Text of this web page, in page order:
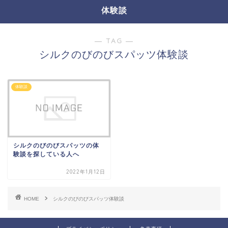
体験談
― TAG ―
シルクのびのびスパッツ体験談
体験談
シルクのびのびスパッツの体
験談を探している人へ
2022年1月12日
HOME シルクのびのびスパッツ体験談